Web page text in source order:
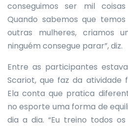
conseguimos ser mil
Quando sabemos que
outras mulheres, criamos
ninguém consegue parar”, diz.
Entre as participantes
Scariot, que faz da atividade
Ela conta que pratica
no esporte uma forma de
dia a dia. “Eu treino todos